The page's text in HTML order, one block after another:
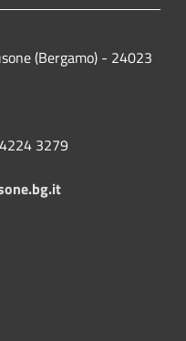
(Bergamo) - 24023
3279